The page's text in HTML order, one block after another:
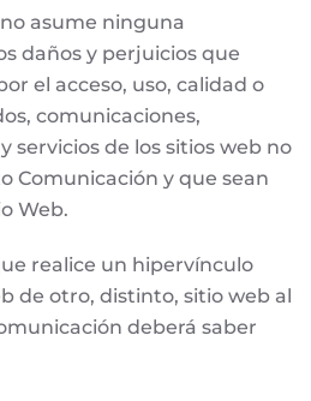
asume ninguna
daños y perjuicios que
el acceso, uso, calidad o
comunicaciones,
servicios de los sitios web no
Comunicación y que sean
Web.
realice un hipervínculo
de otro, distinto, sitio web al
deberá saber